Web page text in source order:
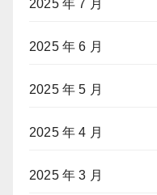
2025 年 7 月
2025 年 6 月
2025 年 5 月
2025 年 4 月
2025 年 3 月